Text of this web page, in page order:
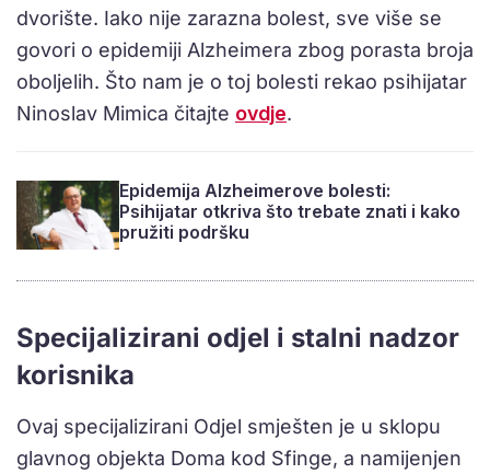
dvorište. Iako nije zarazna bolest, sve više se
govori o epidemiji Alzheimera zbog porasta broja
oboljelih. Što nam je o toj bolesti rekao psihijatar
Ninoslav Mimica čitajte ovdje.
Epidemija Alzheimerove bolesti:
Psihijatar otkriva što trebate znati i kako
pružiti podršku
Specijalizirani odjel i stalni nadzor
korisnika
Ovaj specijalizirani Odjel smješten je u sklopu
glavnog objekta Doma kod Sfinge, a namijenjen